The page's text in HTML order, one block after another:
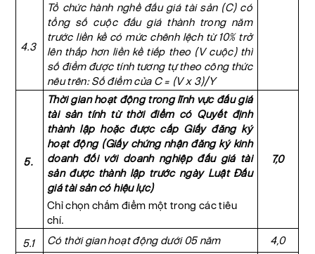
4.3
Tổ chức hành nghề đấu giá tài sản (C) có
tổng số cuộc đấu giá thành trong năm
trước liền kề có mức chênh lệch từ 10% trở
lên thấp hơn liền kề tiếp theo (V cuộc) thì
số điểm được tính tương tự theo công thức
nêu trên: Số điểm của C = (V x 3)/Y
5.
Thời gian hoạt động trong lĩnh vực đấu giá
tài sản tính từ thời điểm có Quyết định
thành lập hoặc được cấp Giấy đăng ký
hoạt động (Giấy chứng nhận đăng ký kinh
doanh đối với doanh nghiệp đấu giá tài
sản được thành lập trước ngày Luật Đấu
giá tài sản có hiệu lực)
Chỉ chọn chấm điểm một trong các tiêu
chí.
7,0
5.1 Có thời gian hoạt động dưới 05 năm 4,0